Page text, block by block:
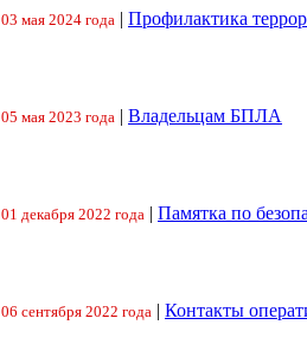
03 мая 2024 года | Профилактика
05 мая 2023 года | Владельцам БПЛА
01 декабря 2022 года | Памятка по
06 сентября 2022 года | Контакты